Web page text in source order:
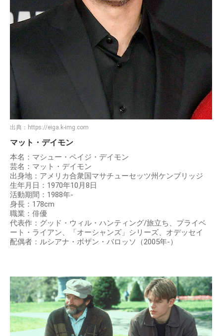
出典： https://eiga.k-img.com
マット・デイモン
本名：マシュー・ペイジ・デイモン
芸名：マット・デイモン
出身地：アメリカ合衆国マサチューセッツ州ケンブリッジ
生年月日：1970年10月8日
活動期間：1988年-
身長：178cm
職業：俳優
代表作：グッド・ウィル・ハンティング/旅立ち、プライベ
ート・ライアン、「オーシャンズ」シリーズ、オデッセイ
配偶者：ルシアナ・ボザン・バロッソ（2005年-）